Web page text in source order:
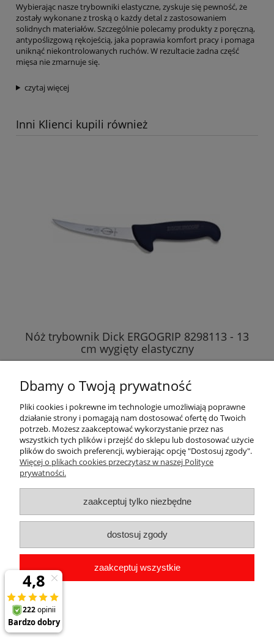
Wybierając nasze trybowniki elastyczne, zyskuje się pewność, że
zostały wykonane z troską o każdy detal z zastosowaniem
solidnych materiałów. Szczególnie polecamy produkty z poręczną,
antypoślizgową rękojeścią, jaka poprawia komfort pracy i pomaga
uniknąć niekontrolowanych ruchów. W rezultacie żadna część
mięsa nie zmarnuje się.
czytaj więcej
Inni Klienci kupili również
Nóż trybownik Dick ERGOGRIP 8298113 - 13
cm wygięty elastyczny
39,98 zł
do koszyka
Pomoc
Dostawa
Moje konto
Gwarancja i zwroty
Dbamy o Twoją prywatność
Pliki cookies i pokrewne im technologie umożliwiają poprawne
działanie strony i pomagają nam dostosować ofertę do Twoich
potrzeb. Możesz zaakceptować wykorzystanie przez nas
wszystkich tych plików i przejść do sklepu lub dostosować użycie
plików do swoich preferencji, wybierając opcję "Dostosuj zgody".
Więcej o plikach cookies przeczytasz w naszej Polityce
prywatności.
zaakceptuj tylko niezbędne
dostosuj zgody
zaakceptuj wszystkie